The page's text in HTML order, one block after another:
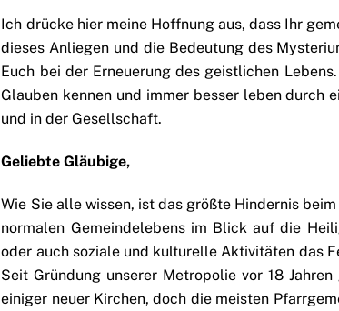
Ich drücke hier meine Hoffnung aus, dass Ihr
dieses Anliegen und die Bedeutung des
Euch bei der Erneuerung des geistlichen
Glauben kennen und immer besser leben durch
und in der Gesellschaft.
Geliebte Gläubige,
Wie Sie alle wissen, ist das größte Hindernis
normalen Gemeindelebens im Blick auf die
oder auch soziale und kulturelle Aktivitäten das
Seit Gründung unserer Metropolie vor 18
einiger neuer Kirchen, doch die meisten